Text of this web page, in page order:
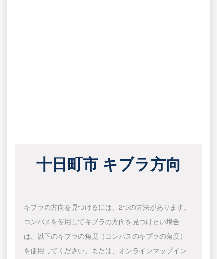
十日町市 キブラ方向
キブラの方向を見つけるには、2つの方法があります。
コンパスを使用してキブラの方向を見つけたい場合
は、以下のキブラの角度（コンパスのキブラの角度）
を使用してください。または、オンラインマップイン